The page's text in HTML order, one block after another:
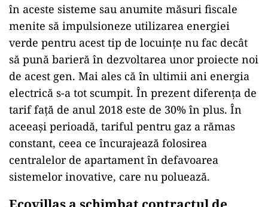
în aceste sisteme sau anumite măsuri fiscale
menite să impulsioneze utilizarea energiei
verde pentru acest tip de locuințe nu fac decât
să pună barieră în dezvoltarea unor proiecte noi
de acest gen. Mai ales că în ultimii ani energia
electrică s-a tot scumpit. În prezent diferența de
tarif față de anul 2018 este de 30% în plus. În
aceeași perioadă, tariful pentru gaz a rămas
constant, ceea ce încurajează folosirea
centralelor de apartament în defavoarea
sistemelor inovative, care nu poluează.